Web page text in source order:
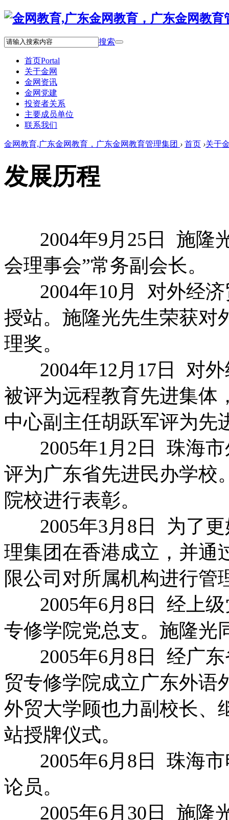
搜索
首页Portal
关于金网
金网资讯
金网党建
投资者关系
主要成员单位
联系我们
金网教育,广东金网教育，广东金网教育管理集团 › 首页 ›关于
发展历程
2004年9月25日 施隆
会理事会”常务副会长。
2004年10月 对外经济
授站。施隆光先生荣获对
理奖。
2004年12月17日 对外
被评为远程教育先进集体
中心副主任胡跃军评为先
2005年1月2日 珠海市
评为广东省先进民办学校
院校进行表彰。
2005年3月8日 为了更
理集团在香港成立，并通
限公司对所属机构进行管
2005年6月8日 经上级
专修学院党总支。施隆光
2005年6月8日 经广东
贸专修学院成立广东外语
外贸大学顾也力副校长、
站授牌仪式。
2005年6月8日 珠海市
论员。
2005年6月30日 施隆